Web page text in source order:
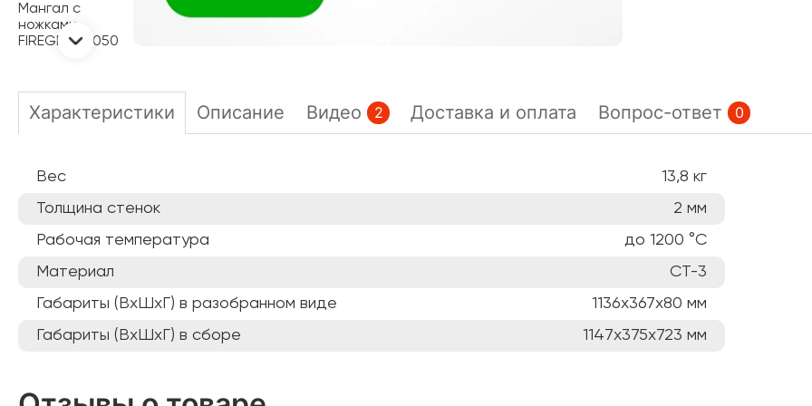
Характеристики Описание Видео 2 Доставка и оплата Вопрос-ответ 0
Вес 13,8 кг
Толщина стенок
2 мм
Рабочая температура
до 1200 °C
Материал
СТ-3
Габариты (ВхШхГ) в разобранном виде
1136х367х80 мм
Габариты (ВхШхГ) в сборе
1147х375х723 мм